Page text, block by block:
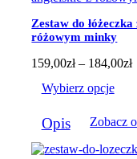
Zestaw do
różowym minky
159,00zł – 184,00zł
Wybierz opcje
produkt
ma
wiele
Opis Zobacz